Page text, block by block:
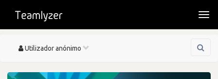
Toggle
Utilizador anónimo